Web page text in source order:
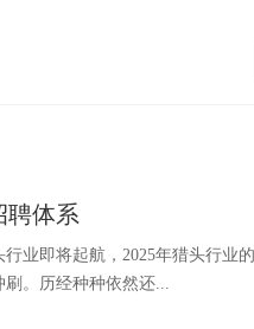
聘体系
业即将起航，2025年猎头行业
。历经种种依然还...